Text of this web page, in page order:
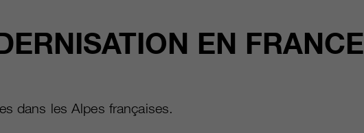
EN FRANCE
dans les Alpes françaises.